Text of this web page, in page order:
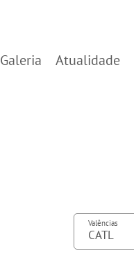
Galeria Atualidade
Valências